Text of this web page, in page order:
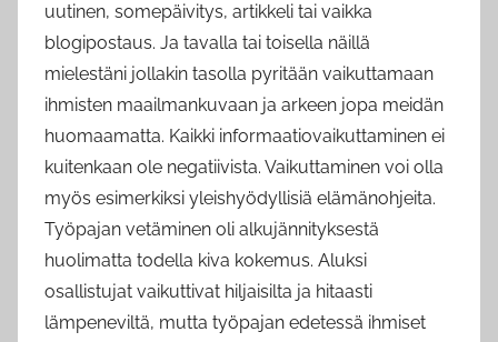
uutinen, somepäivitys, artikkeli tai vaikka
blogipostaus. Ja tavalla tai toisella näillä
mielestäni jollakin tasolla pyritään vaikuttamaan
ihmisten maailmankuvaan ja arkeen jopa meidän
huomaamatta. Kaikki informaatiovaikuttaminen ei
kuitenkaan ole negatiivista. Vaikuttaminen voi olla
myös esimerkiksi yleishyödyllisiä elämänohjeita.
Työpajan vetäminen oli alkujännityksestä
huolimatta todella kiva kokemus. Aluksi
osallistujat vaikuttivat hiljaisilta ja hitaasti
lämpeneviltä, mutta työpajan edetessä ihmiset